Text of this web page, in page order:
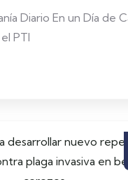
Diario En un Día de
PTI